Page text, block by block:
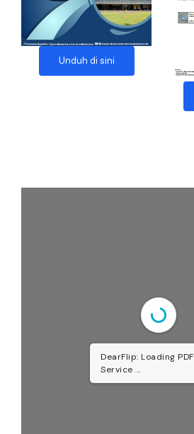
Unduh di sini
DearFlip: Loading PDF
Service ...